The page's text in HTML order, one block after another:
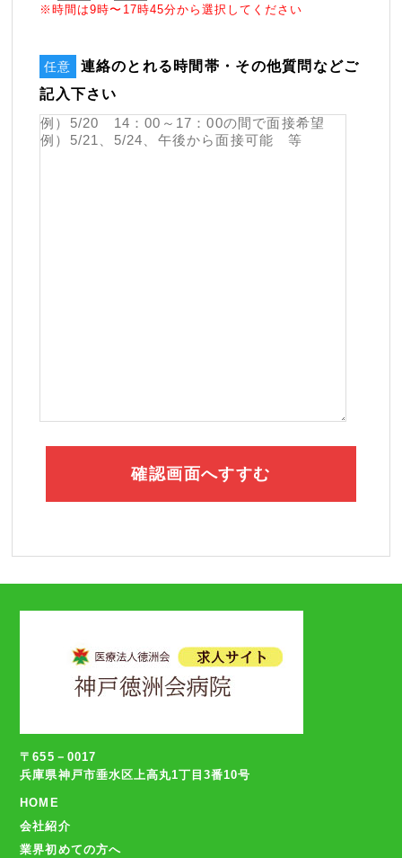
※時間は9時〜17時45分から選択してください
任意
連絡のとれる時間帯・その他質問などご
記入下さい
〒655－0017
兵庫県神戸市垂水区上高丸1丁目3番10号
HOME
会社紹介
業界初めての方へ